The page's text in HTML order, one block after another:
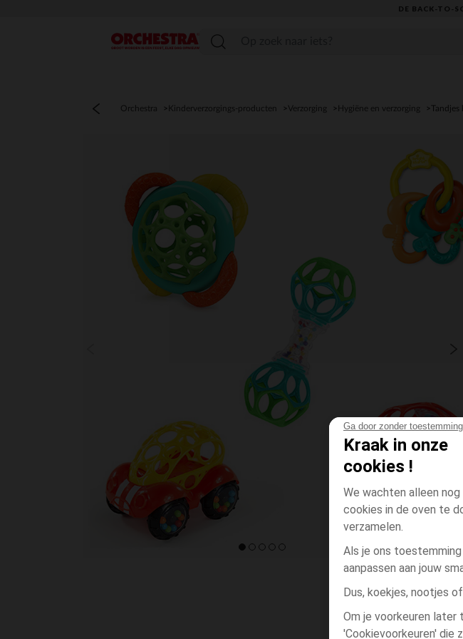
Ga door zonder toestemming
Kraak in onze
cookies !
We wachten alleen
cookies in de oven te
verzamelen.
Als je ons
aanpassen aan jouw
Dus, koekjes, nootjes
Om je voorkeuren later
'Cookievoorkeuren' die
DE BACK-TO-
menu
Orchestra Kinderverzorgings-producten Verzorging Hygiëne en verzorging